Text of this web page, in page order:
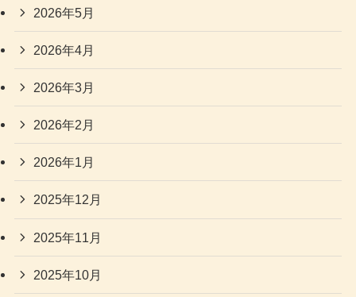
2026年5月
2026年4月
2026年3月
2026年2月
2026年1月
2025年12月
2025年11月
2025年10月